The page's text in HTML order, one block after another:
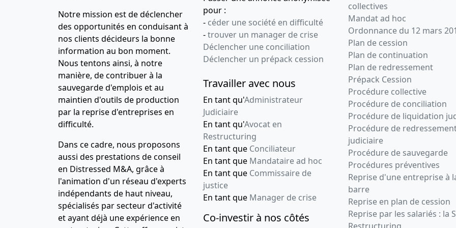
Notre mission est de déclencher
des opportunités en conduisant à
nos clients décideurs la bonne
information au bon moment.
Nous tentons ainsi, à notre
manière, de contribuer à la
sauvegarde d'emplois et au
maintien d'outils de production
par la reprise d'entreprises en
difficulté.
Dans ce cadre, nous proposons
aussi des prestations de conseil
en Distressed M&A, grâce à
l'animation d'un réseau d'experts
indépendants de haut niveau,
spécialisés par secteur d'activité
et ayant déjà une expérience en
pour :
- céder une société en difficulté
-trouver un manager de crise
Déclencher une conciliation
Déclencher un prépack cession
Travailler avec nous
En tant qu'Administrateur
Judiciaire
En tant qu'Avocat en
Restructuring
En tant que Conciliateur
En tant que Mandataire ad hoc
En tant que Commissaire de
justice
En tant que Manager de crise
Co-investir à nos côtés
collectives
Mandat ad hoc
Ordonnance du 12 mars
Plan de cession
Plan de continuation
Plan de redressement
Prépack Cession
Procédure collective
Procédure de conciliation
Procédure de liquidation
Procédure de
judiciaire
Procédure de sauvegarde
Procédures préventives
Reprise d'une entreprise à
barre
Reprise en plan de cession
Reprise par les salariés : la